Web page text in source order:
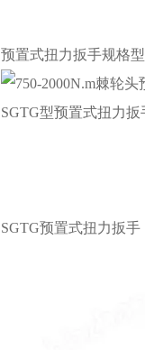
预置式扭力扳手规格
SGTG型预置式扭力
SGTG预置式扭力扳